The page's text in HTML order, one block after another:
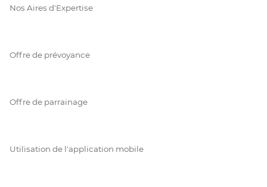
Nos Aires d'Expertise
Offre de prévoyance
Offre de parrainage
Utilisation de l'application mobile